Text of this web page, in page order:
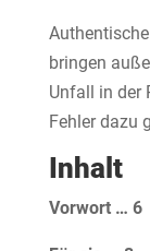
bringen
Unfall in der
Fehler dazu
Inhalt
Vorwort … 6